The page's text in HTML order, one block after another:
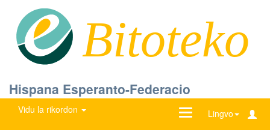
Bitoteko
Hispana Esperanto-Federacio
Vidu la rikordon Lingvo
Ŝanĝu